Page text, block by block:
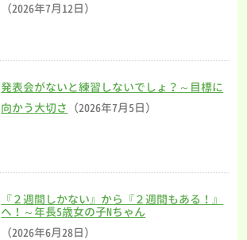
（2026年7月12日）
発表会がないと練習しないでしょ？～目標に
向かう大切さ （2026年7月5日）
『２週間しかない』から『２週間もある！』
へ！～年長5歳女の子Nちゃん
（2026年6月28日）